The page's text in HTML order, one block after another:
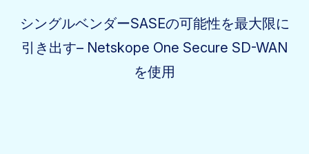
シングルベンダーSASEの可能性を最大限に
引き出す– Netskope One Secure SD-WAN
を使用